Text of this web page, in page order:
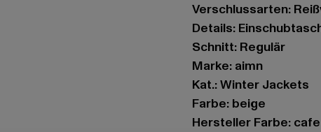
Verschlussarten:
Details:
Schnitt: Regulär
Marke: aimn
Kat.: Winter Jackets
Farbe: beige
Hersteller Farbe: